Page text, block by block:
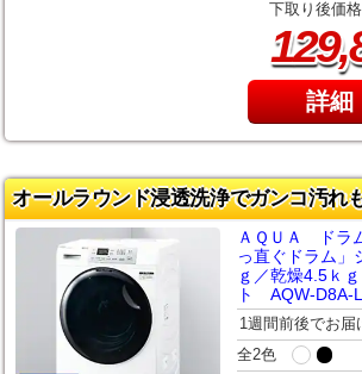
下取り後価
129,
詳細
オールラウンド浸透洗浄でガンコ汚れ
ＡＱＵＡ ドラ
っ直ぐドラム」
ｇ／乾燥4.5ｋ
ト AQW-D8A-
1週間前後でお届
全2色